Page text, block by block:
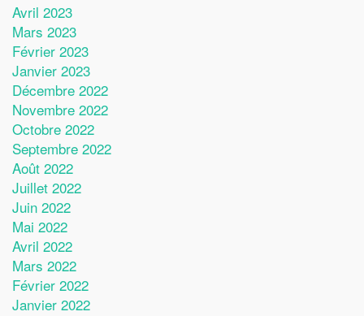
Avril 2023
Mars 2023
Février 2023
Janvier 2023
Décembre 2022
Novembre 2022
Octobre 2022
Septembre 2022
Août 2022
Juillet 2022
Juin 2022
Mai 2022
Avril 2022
Mars 2022
Février 2022
Janvier 2022